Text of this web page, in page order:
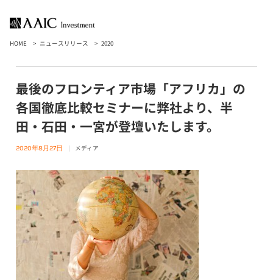
HOME ニュースリリース 2020
最後のフロンティア市場「アフリカ」の
各国徹底比較セミナーに弊社より、半
田・石田・一宮が登壇いたします。
2020年8月27日 メディア